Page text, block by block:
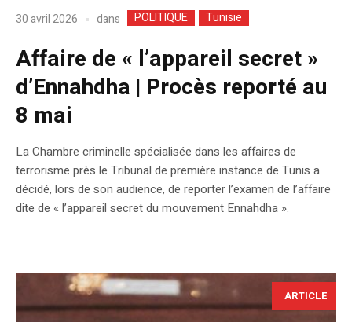
30 avril 2026 dans POLITIQUE Tunisie
Affaire de « l’appareil secret »
d’Ennahdha | Procès reporté au
8 mai
La Chambre criminelle spécialisée dans les affaires de
terrorisme près le Tribunal de première instance de Tunis a
décidé, lors de son audience, de reporter l’examen de l’affaire
dite de « l’appareil secret du mouvement Ennahdha ».
ARTICLE